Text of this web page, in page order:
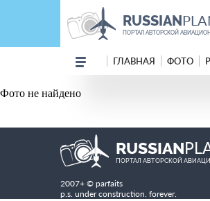
RUSSIAN
ПОРТАЛ АВТОРСКОЙ
ГЛАВНАЯ ФОТО
Фото не найдено
RUSSIAN
ПОРТАЛ АВТОРСКОЙ
2007+ © parfaits
p.s. under construction. forever.